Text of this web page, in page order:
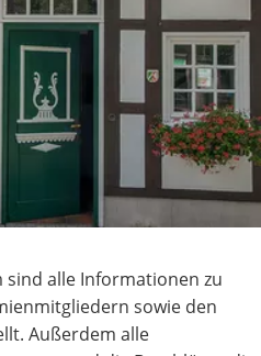
alle Informationen zu
sowie den
Außerdem alle